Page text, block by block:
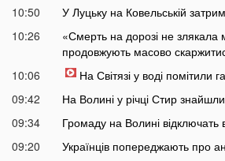
10:50
У Луцьку на Ковельській
10:26
«Смерть на дорозі не злякала
продовжують масово
10:06
На Світязі у воді помітили
09:42
На Волині у річці Стир
09:34
Громаду на Волині відключать
09:20
Українців попереджають про